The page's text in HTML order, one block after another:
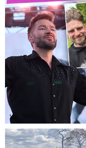
Bývalý šéf hradního
(červen 2021)
Autor: Archiv Jindřicha
I tak, 1. ledna je